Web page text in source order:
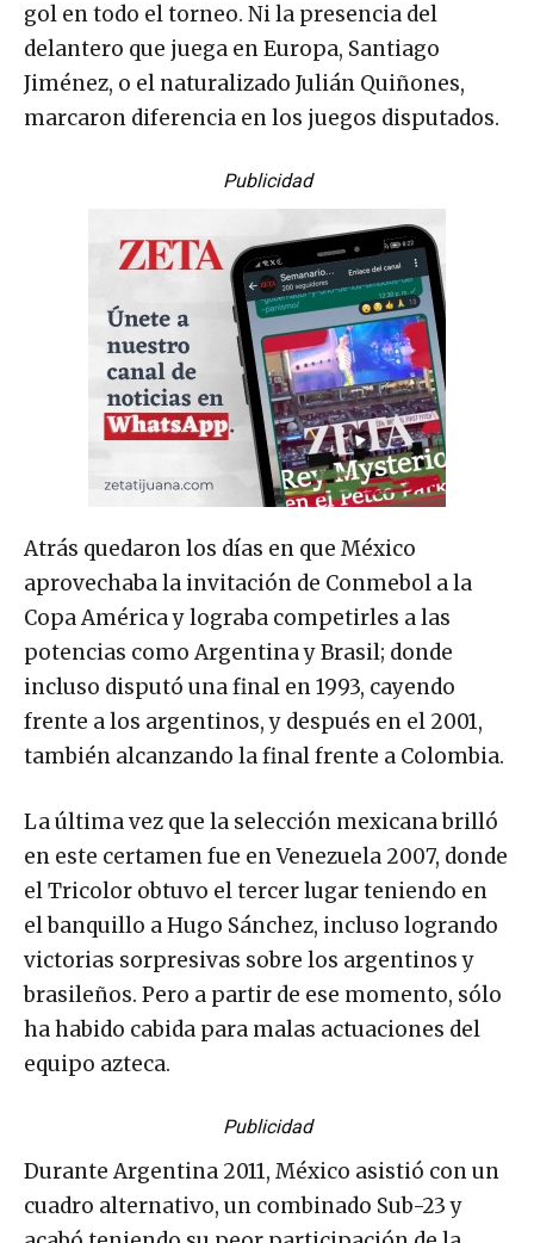
gol en todo el torneo. Ni la presencia del
delantero que juega en Europa, Santiago
Jiménez, o el naturalizado Julián Quiñones,
marcaron diferencia en los juegos disputados.
Publicidad
Atrás quedaron los días en que México
aprovechaba la invitación de Conmebol a la
Copa América y lograba competirles a las
potencias como Argentina y Brasil; donde
incluso disputó una final en 1993, cayendo
frente a los argentinos, y después en el 2001,
también alcanzando la final frente a Colombia.
La última vez que la selección mexicana brilló
en este certamen fue en Venezuela 2007, donde
el Tricolor obtuvo el tercer lugar teniendo en
el banquillo a Hugo Sánchez, incluso logrando
victorias sorpresivas sobre los argentinos y
brasileños. Pero a partir de ese momento, sólo
ha habido cabida para malas actuaciones del
equipo azteca.
Publicidad
Durante Argentina 2011, México asistió con un
cuadro alternativo, un combinado Sub-23 y